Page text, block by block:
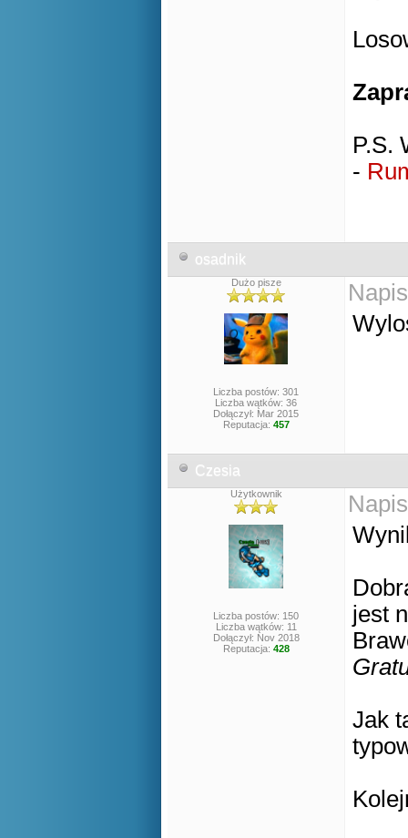
P.S.
-
osadnik
Dużo pisze
Liczba postów: 301
Liczba wątków: 36
Dołączył: Mar 2015
Reputacja: 457
Czesia
Użytkownik
Liczba postów: 150
Liczba wątków: 11
Dołączył: Nov 2018
Reputacja: 428
jest
Jak